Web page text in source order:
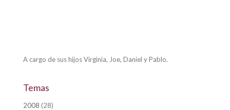
A cargo de sus hijos Virginia, Joe, Daniel y Pablo.
Temas
2008 (28)